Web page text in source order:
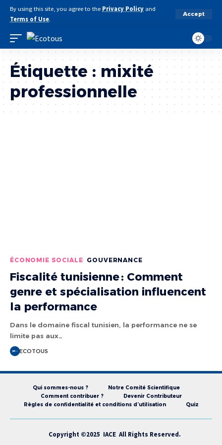
By using this site, you agree to the Privacy Policy and
Terms of Use.
Accept
Étiquette :mixité
professionnelle
ÉCONOMIE SOCIALE GOUVERNANCE
Fiscalité tunisienne : Comment
genre et spécialisation influencent
la performance
Dans le domaine fiscal tunisien, la performance ne se
limite pas aux…
ECOTOUS
Qui sommes-nous ?
Notre Comité Scientifique
Comment contribuer ?
Devenir Contributeur
Règles de confidentialité et conditions d’utilisation
Quiz
Copyright ©2025 IACE All Rights Reserved.